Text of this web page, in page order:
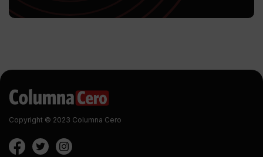
Copyright © 2023 Columna Cero